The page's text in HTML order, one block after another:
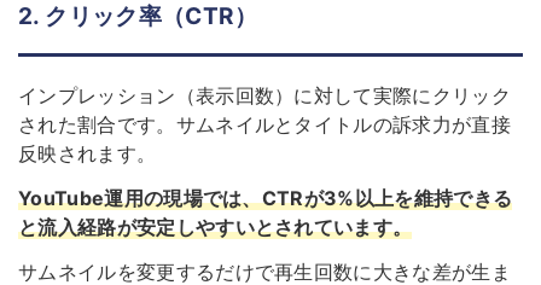
2. クリック率（CTR）
インプレッション（表示回数）に対して実際にクリック
された割合です。サムネイルとタイトルの訴求力が直接
反映されます。
YouTube運用の現場では、CTRが3%以上を維持できる
と流入経路が安定しやすいとされています。
サムネイルを変更するだけで再生回数に大きな差が生ま